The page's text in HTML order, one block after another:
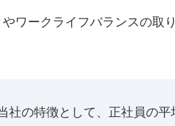
ワークライフバランスの取
当社の特徴として、正社員の